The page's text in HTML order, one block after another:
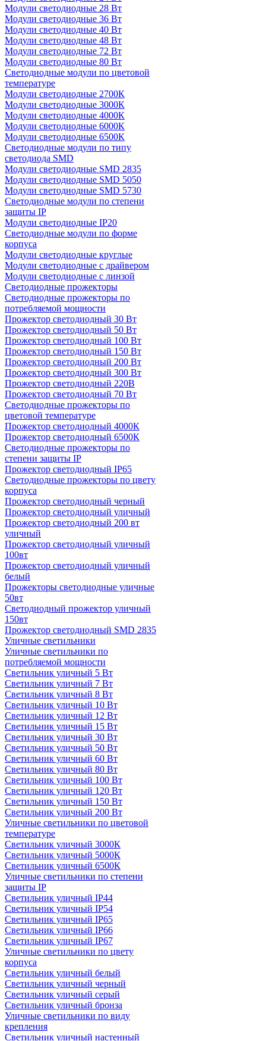
Модули светодиодные 28 Вт
Модули светодиодные 36 Вт
Модули светодиодные 40 Вт
Модули светодиодные 48 Вт
Модули светодиодные 72 Вт
Модули светодиодные 80 Вт
Светодиодные модули по цветовой
температуре
Модули светодиодные 2700К
Модули светодиодные 3000К
Модули светодиодные 4000К
Модули светодиодные 6000К
Модули светодиодные 6500К
Светодиодные модули по типу
светодиода SMD
Модули светодиодные SMD 2835
Модули светодиодные SMD 5050
Модули светодиодные SMD 5730
Светодиодные модули по степени
защиты IP
Модули светодиодные IP20
Светодиодные модули по форме
корпуса
Модули светодиодные круглые
Модули светодиодные с драйвером
Модули светодиодные с линзой
Светодиодные прожекторы
Светодиодные прожекторы по
потребляемой мощности
Прожектор светодиодный 30 Вт
Прожектор светодиодный 50 Вт
Прожектор светодиодный 100 Вт
Прожектор светодиодный 150 Вт
Прожектор светодиодный 200 Вт
Прожектор светодиодный 300 Вт
Прожектор светодиодный 220В
Прожектор светодиодный 70 Вт
Светодиодные прожекторы по
цветовой температуре
Прожектор светодиодный 4000К
Прожектор светодиодный 6500К
Светодиодные прожекторы по
степени защиты IP
Прожектор светодиодный IP65
Светодиодные прожекторы по цвету
корпуса
Прожектор светодиодный черный
Прожектор светодиодный уличный
Прожектор светодиодный 200 вт
уличный
Прожектор светодиодный уличный
100вт
Прожектор светодиодный уличный
белый
Прожекторы светодиодные уличные
50вт
Светодиодный прожектор уличный
150вт
Прожектор светодиодный SMD 2835
Уличные светильники
Уличные светильники по
потребляемой мощности
Светильник уличный 5 Вт
Светильник уличный 7 Вт
Светильник уличный 8 Вт
Светильник уличный 10 Вт
Светильник уличный 12 Вт
Светильник уличный 15 Вт
Светильник уличный 30 Вт
Светильник уличный 50 Вт
Светильник уличный 60 Вт
Светильник уличный 80 Вт
Светильник уличный 100 Вт
Светильник уличный 120 Вт
Светильник уличный 150 Вт
Светильник уличный 200 Вт
Уличные светильники по цветовой
температуре
Cветильник уличный 3000К
Cветильник уличный 5000К
Cветильник уличный 6500К
Уличные светильники по степени
защиты IP
Светильник уличный IP44
Светильник уличный IP54
Светильник уличный IP65
Светильник уличный IP66
Светильник уличный IP67
Уличные светильники по цвету
корпуса
Светильник уличный белый
Светильник уличный черный
Светильник уличный серый
Светильник уличный бронза
Уличные светильники по виду
крепления
Светильник уличный настенный